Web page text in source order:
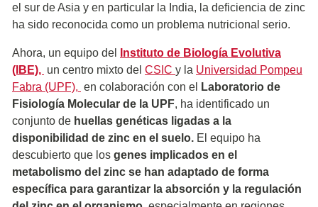
el sur de Asia y en particular la India, la deficiencia de zinc
ha sido reconocida como un problema nutricional serio.
Ahora, un equipo del
Instituto de Biología Evolutiva
(IBE), un centro mixto del CSIC y la Universidad Pompeu
Fabra (UPF), en colaboración con el
Laboratorio de
Fisiología Molecular de la UPF, ha identificado un
conjunto de huellas genéticas ligadas a la
disponibilidad de zinc en el suelo. El equipo ha
descubierto que los genes implicados en el
metabolismo del zinc se han adaptado de forma
específica para garantizar la absorción y la regulación